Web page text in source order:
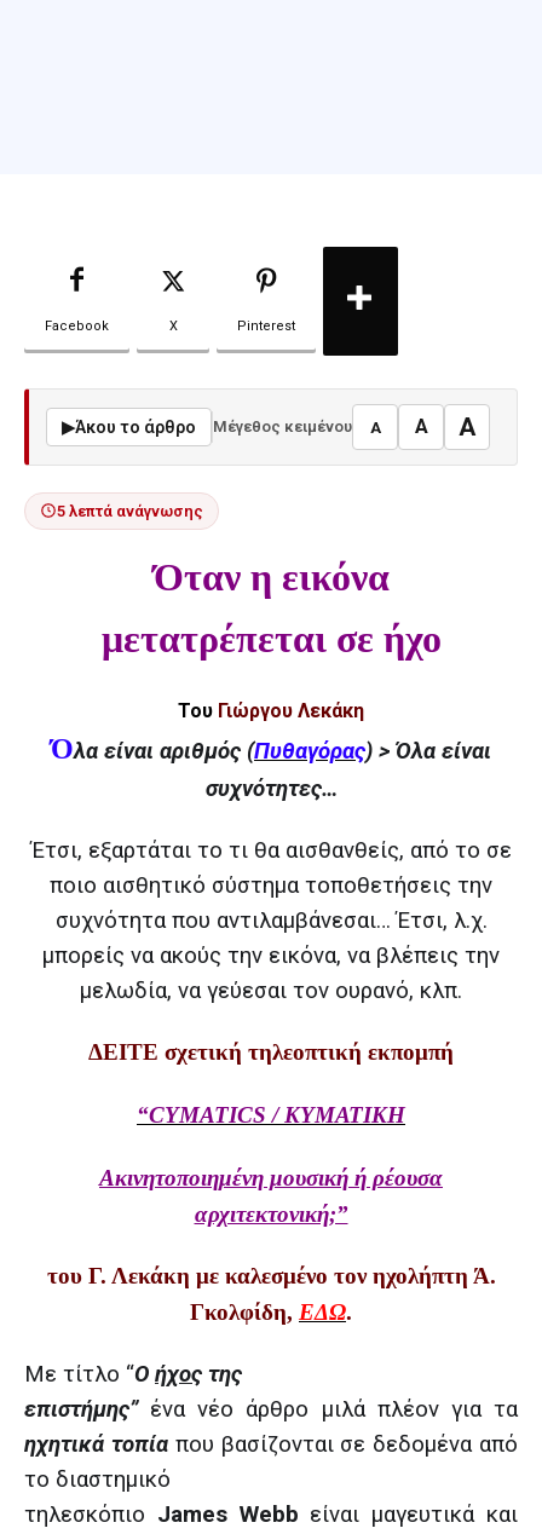
Facebook X Pinterest
▶Άκου το άρθρο Μέγεθος κειμένου A A A
5 λεπτά ανάγνωσης
Όταν η εικόνα
μετατρέπεται σε ήχο
Του Γιώργου Λεκάκη
Όλα είναι αριθμός (Πυθαγόρας) > Όλα είναι
συχνότητες…
Έτσι, εξαρτάται το τι θα αισθανθείς, από το σε
ποιο αισθητικό σύστημα τοποθετήσεις την
συχνότητα που αντιλαμβάνεσαι… Έτσι, λ.χ.
μπορείς να ακούς την εικόνα, να βλέπεις την
μελωδία, να γεύεσαι τον ουρανό, κλπ.
ΔΕΙΤΕ σχετική τηλεοπτική εκπομπή
“CYMATICS / ΚΥΜΑΤΙΚΗ
Ακινητοποιημένη μουσική ή ρέουσα
αρχιτεκτονική;”
του Γ. Λεκάκη με καλεσμένο τον ηχολήπτη Ά.
Γκολφίδη, ΕΔΩ.
Με τίτλο “Ο ήχος της
επιστήμης”ένα νέο άρθρο μιλά πλέον για τα
ηχητικά τοπίαπου βασίζονται σε δεδομένα από
το διαστημικό
τηλεσκόπιο James Webb είναι μαγευτικά και